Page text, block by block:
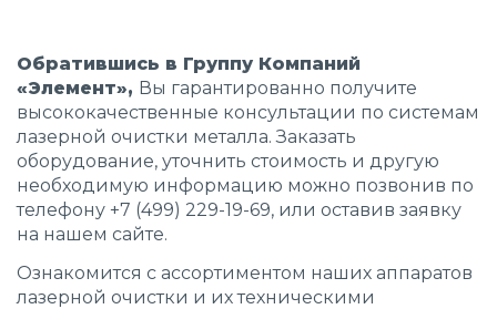
Обратившись в Группу Компаний
«Элемент», Вы гарантированно получите
высококачественные консультации по системам
лазерной очистки металла. Заказать
оборудование, уточнить стоимость и другую
необходимую информацию можно позвонив по
телефону +7 (499) 229-19-69, или оставив заявку
на нашем сайте.
Ознакомится с ассортиментом наших аппаратов
лазерной очистки и их техническими